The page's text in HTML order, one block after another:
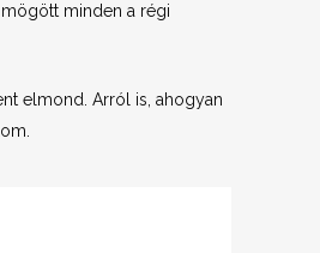
minden a régi
elmond. Arról is, ahogyan